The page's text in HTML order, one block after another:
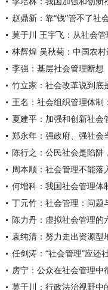
赵鼎新：靠“钱”管不了社
莫于川 王宇飞：从社会管
林辉煌 吴秋菊：中国农
李强：基层社会管理断想
竹立家：社会改革说到底
王名：社会组织管理体制
夏建平：加强和创新社会
郑永年：强政府、强社会
陈行之：公民社会是陷阱
周本顺：社会管理不能落
何增科：我国社会管理体
丁元竹：社会管理：问题
陈力丹：虚拟社会管理的
袁纯清：努力走出资源型
任剑涛：“社会管理”应还
房宁：公众在社会管理中
莫于川：行政法治视野中